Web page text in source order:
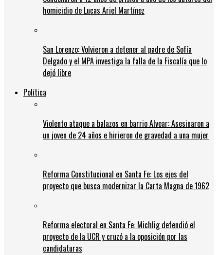
homicidio de Lucas Ariel Martínez
San Lorenzo: Volvieron a detener al padre de Sofía
Delgado y el MPA investiga la falla de la Fiscalía que lo
dejó libre
Política
Violento ataque a balazos en barrio Alvear: Asesinaron a
un joven de 24 años e hirieron de gravedad a una mujer
Reforma Constitucional en Santa Fe: Los ejes del
proyecto que busca modernizar la Carta Magna de 1962
Reforma electoral en Santa Fe: Michlig defendió el
proyecto de la UCR y cruzó a la oposición por las
candidaturas